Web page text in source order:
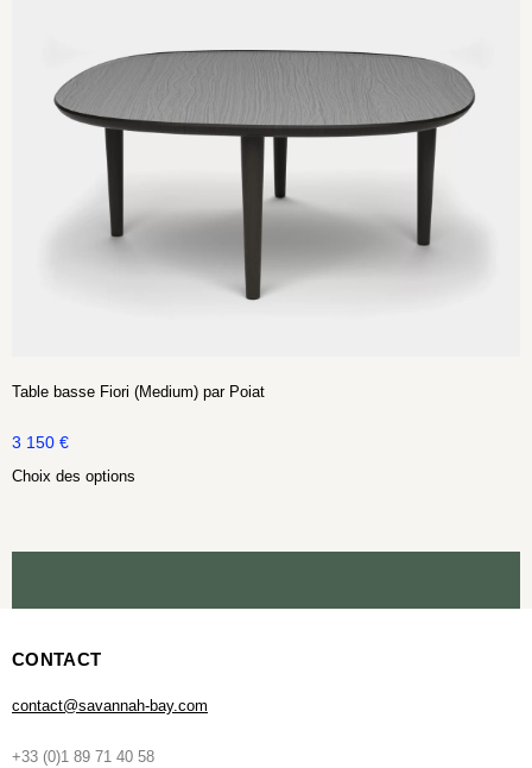
Table basse Fiori (Medium) par Poiat
3 150 €
Choix des options
CONTACT
contact@savannah-bay.com
+33 (0)1 89 71 40 58